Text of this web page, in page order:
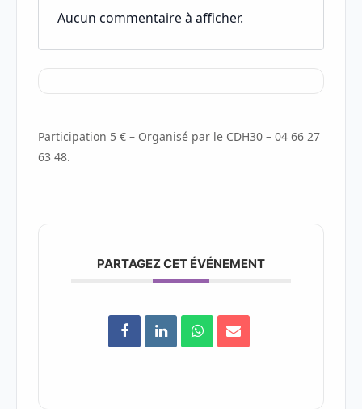
Aucun commentaire à afficher.
Participation 5 € – Organisé par le CDH30 – 04 66 27
63 48.
PARTAGEZ CET ÉVÉNEMENT